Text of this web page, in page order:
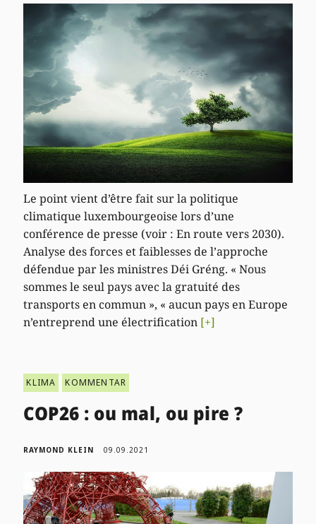
Le point vient d’être fait sur la politique
climatique luxembourgeoise lors d’une
conférence de presse (voir : En route vers 2030).
Analyse des forces et faiblesses de l’approche
défendue par les ministres Déi Gréng. « Nous
sommes le seul pays avec la gratuité des
transports en commun », « aucun pays en Europe
n’entreprend une électrification [+]
KLIMA KOMMENTAR
COP26 : ou mal, ou pire ?
RAYMOND KLEIN 09.09.2021